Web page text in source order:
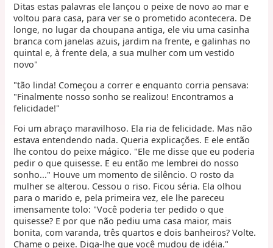
Ditas estas palavras ele lançou o peixe de novo ao mar e
voltou para casa, para ver se o prometido acontecera. De
longe, no lugar da choupana antiga, ele viu uma casinha
branca com janelas azuis, jardim na frente, e galinhas no
quintal e, à frente dela, a sua mulher com um vestido
novo"
"tão linda! Começou a correr e enquanto corria pensava:
"Finalmente nosso sonho se realizou! Encontramos a
felicidade!"
Foi um abraço maravilhoso. Ela ria de felicidade. Mas não
estava entendendo nada. Queria explicações. E ele então
lhe contou do peixe mágico. "Ele me disse que eu poderia
pedir o que quisesse. E eu então me lembrei do nosso
sonho..." Houve um momento de silêncio. O rosto da
mulher se alterou. Cessou o riso. Ficou séria. Ela olhou
para o marido e, pela primeira vez, ele lhe pareceu
imensamente tolo: "Você poderia ter pedido o que
quisesse? E por que não pediu uma casa maior, mais
bonita, com varanda, três quartos e dois banheiros? Volte.
Chame o peixe. Diga-lhe que você mudou de idéia."